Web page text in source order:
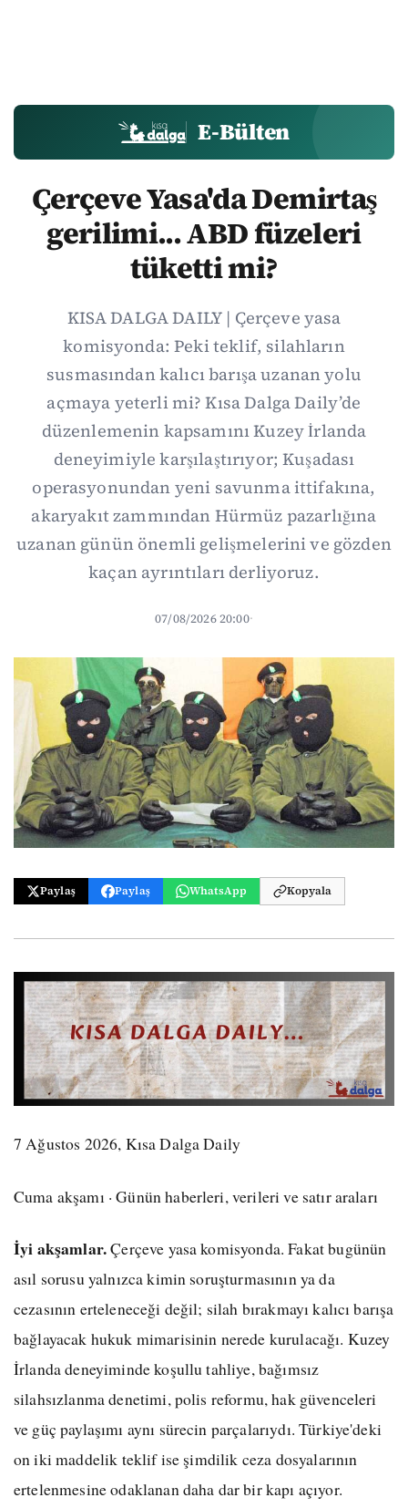
E-Bülten
Çerçeve Yasa'da Demirtaş
gerilimi... ABD füzeleri
tüketti mi?
KISA DALGA DAILY | Çerçeve yasa
komisyonda: Peki teklif, silahların
susmasından kalıcı barışa uzanan yolu
açmaya yeterli mi? Kısa Dalga Daily’de
düzenlemenin kapsamını Kuzey İrlanda
deneyimiyle karşılaştırıyor; Kuşadası
operasyonundan yeni savunma ittifakına,
akaryakıt zammından Hürmüz pazarlığına
uzanan günün önemli gelişmelerini ve gözden
kaçan ayrıntıları derliyoruz.
07/08/2026 20:00·
Paylaş Paylaş WhatsApp Kopyala
7 Ağustos 2026, Kısa Dalga Daily
Cuma akşamı · Günün haberleri, verileri ve satır araları
İyi akşamlar.Çerçeve yasa komisyonda. Fakat bugünün
asıl sorusu yalnızca kimin soruşturmasının ya da
cezasının erteleneceği değil; silah bırakmayı kalıcı barışa
bağlayacak hukuk mimarisinin nerede kurulacağı. Kuzey
İrlanda deneyiminde koşullu tahliye, bağımsız
silahsızlanma denetimi, polis reformu, hak güvenceleri
ve güç paylaşımı aynı sürecin parçalarıydı. Türkiye'deki
on iki maddelik teklif ise şimdilik ceza dosyalarının
ertelenmesine odaklanan daha dar bir kapı açıyor.